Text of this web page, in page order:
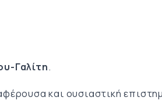
Γαλίτη.
και ουσιαστική